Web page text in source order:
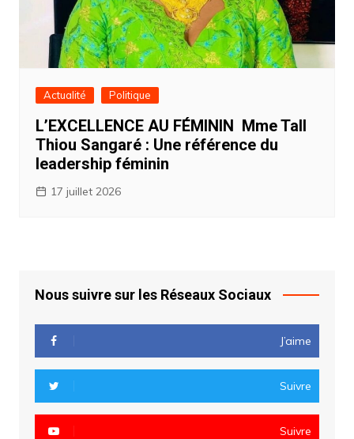
Actualité Politique
L’EXCELLENCE AU FÉMININ Mme Tall
Thiou Sangaré : Une référence du
leadership féminin
17 juillet 2026
Nous suivre sur les Réseaux Sociaux
J’aime
Suivre
Suivre